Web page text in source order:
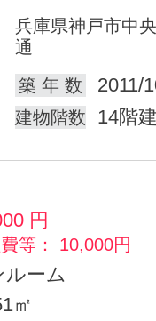
兵庫県神戸市中
通
築 年 数
2011/
建物階数 14階
円
等： 10,000円
ルーム
㎡